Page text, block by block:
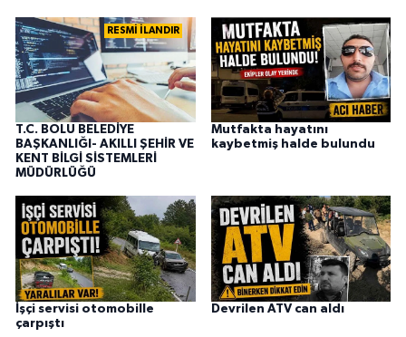
RESMİ İLANDIR
T.C. BOLU BELEDİYE
BAŞKANLIĞI- AKILLI ŞEHİR VE
KENT BİLGİ SİSTEMLERİ
MÜDÜRLÜĞÜ
Mutfakta hayatını
kaybetmiş halde bulundu
İşçi servisi otomobille
çarpıştı
Devrilen ATV can aldı